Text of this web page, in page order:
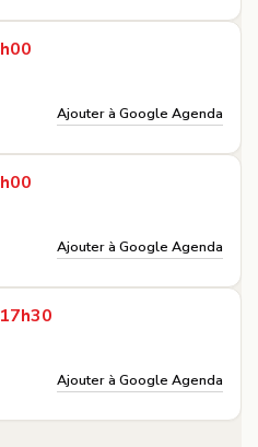
Ajouter à Google Agenda
Ajouter à Google Agenda
17h30
Ajouter à Google Agenda